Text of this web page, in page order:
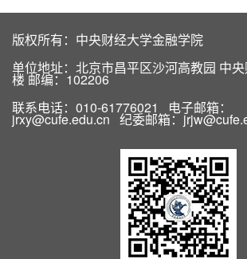
版权所有：中央财经大学金融学院
单位地址：北京市昌平区沙河高教园 中
楼 邮编：102206
联系电话：010-61776021 电子邮箱：
jrxy@cufe.edu.cn 纪委邮箱：